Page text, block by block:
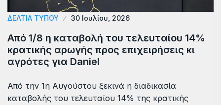
ΔΕΛΤΙΑ ΤΥΠΟΥ 30 Ιουλίου, 2026
Από 1/8 η καταβολή του τελευταίου 14%
κρατικής αρωγής προς επιχειρήσεις κι
αγρότες για Daniel
Από την 1η Αυγούστου ξεκινά η διαδικασία
καταβολής του τελευταίου 14% της κρατικής